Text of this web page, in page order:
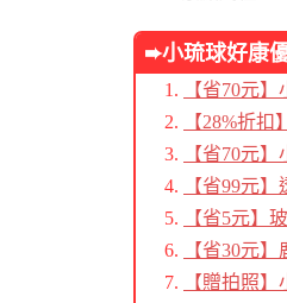
➨小琉球好康
【省70元
【28%折
【省70元
【省99元
【省5元】
【省30元
【贈拍照